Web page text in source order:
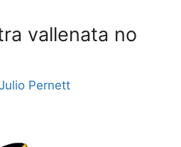
vallenata no
Pernett